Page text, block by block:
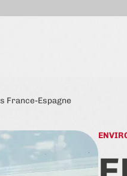
France-Espagne